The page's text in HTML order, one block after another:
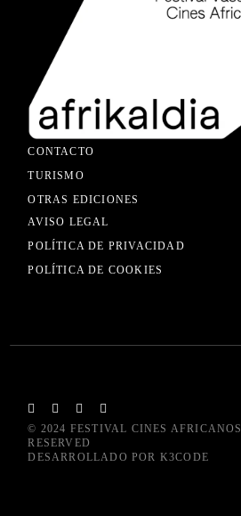
CONTACTO
TURISMO
OTRAS EDICIONES
AVISO LEGAL
POLÍTICA DE PRIVACIDAD
POLÍTICA DE COOKIES
© 2024 FESTIVAL CINES AFRICANOS
RESERVED
DESARROLLADO POR K3CODE